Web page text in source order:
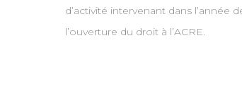
d’activité intervenant dans
l’ouverture du droit à l’ACRE.